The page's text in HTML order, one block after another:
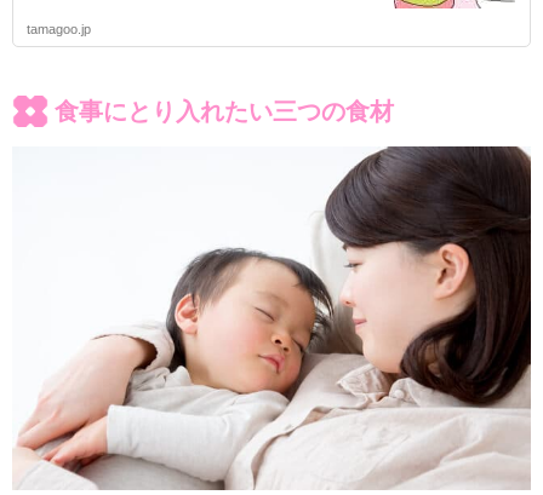
tamagoo.jp
食事にとり入れたい三つの食材